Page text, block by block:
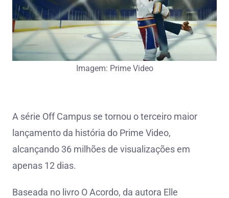
Imagem: Prime Video
A série Off Campus se tornou o terceiro maior
lançamento da história do Prime Video,
alcançando 36 milhões de visualizações em
apenas 12 dias.
Baseada no livro O Acordo, da autora Elle